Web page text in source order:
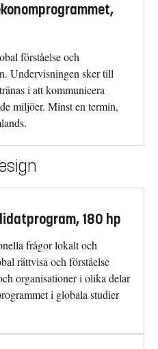
förståelse och
Undervisningen sker till
i att kommunicera
miljöer. Minst en termin,
180 hp
frågor lokalt och
rättvisa och förståelse
organisationer i olika delar
i globala studier